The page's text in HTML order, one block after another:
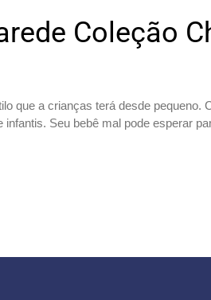
Coleção
que a crianças terá desde pequeno.
Seu bebê mal pode esperar